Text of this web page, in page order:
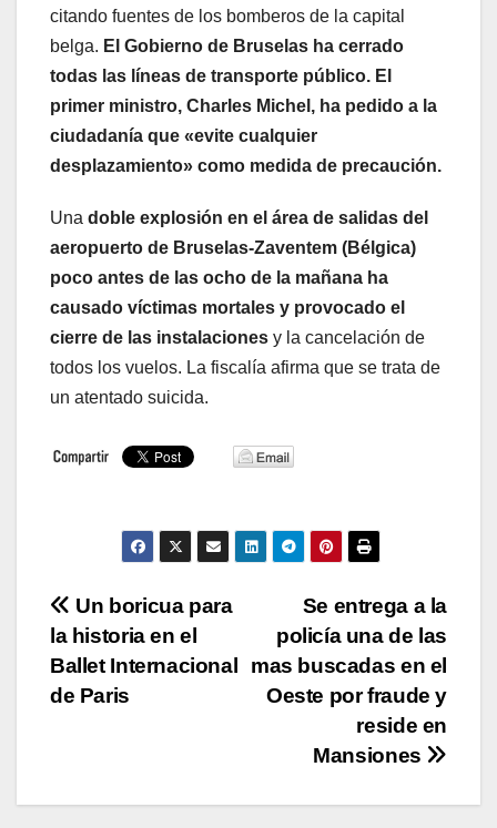
citando fuentes de los bomberos de la capital
belga. El Gobierno de Bruselas ha cerrado
todas las líneas de transporte público. El
primer ministro, Charles Michel, ha pedido a la
ciudadanía que «evite cualquier
desplazamiento» como medida de precaución.
Una doble explosión en el área de salidas del
aeropuerto de Bruselas-Zaventem (Bélgica)
poco antes de las ocho de la mañana ha
causado víctimas mortales y provocado el
cierre de las instalaciones y la cancelación de
todos los vuelos. La fiscalía afirma que se trata de
un atentado suicida.
Navegación
de
entradas
Se entrega a la
policía una de las
mas buscadas en el
Oeste por fraude y
reside en
Mansiones
Un boricua para
la historia en el
Ballet Internacional
de Paris